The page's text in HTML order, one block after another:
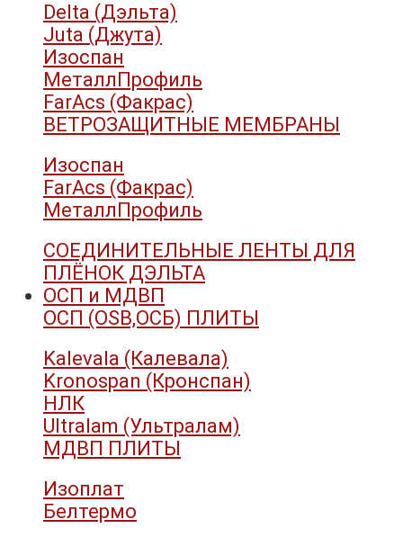
Delta (Дэльта)
Juta (Джута)
Изоспан
МеталлПрофиль
FarAcs (Факрас)
ВЕТРОЗАЩИТНЫЕ МЕМБРАНЫ
Изоспан
FarAcs (Факрас)
МеталлПрофиль
СОЕДИНИТЕЛЬНЫЕ ЛЕНТЫ ДЛЯ
ПЛЁНОК ДЭЛЬТА
ОСП и МДВП
ОСП (OSB,ОСБ) ПЛИТЫ
Kalevala (Калевала)
Kronospan (Кронспан)
НЛК
Ultralam (Ультралам)
МДВП ПЛИТЫ
Изоплат
Белтермо